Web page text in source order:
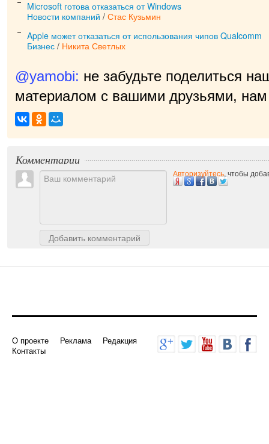
Microsoft готова отказаться от Windows
Новости компаний / Стас Кузьмин
Apple может отказаться от использования чипов Qualcomm
Бизнес / Никита Светлых
@yamobi: не забудьте поделиться
материалом с вашими друзьями, нам
Комментарии
Добавить комментарий
Авторизуйтесь, чтобы
О проекте Реклама
Редакция
Контакты